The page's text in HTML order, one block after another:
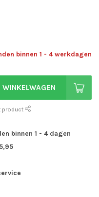
binnen 1 - 4 werkdagen
WINKELWAGEN
product
binnen 1 - 4 dagen